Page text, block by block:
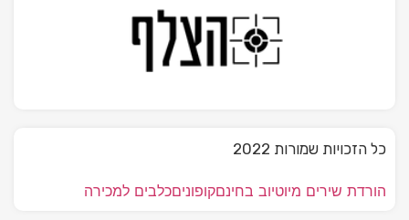
כל הזכויות שמורות 2022
הורדת שירים מיוטיוב בחינםקופוניםכלבים למכירה